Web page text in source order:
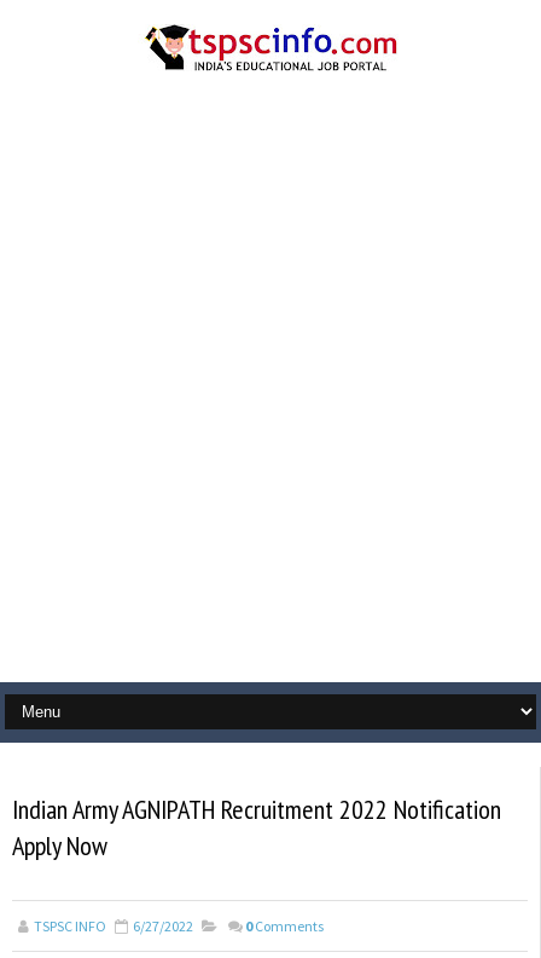
Indian Army AGNIPATH Recruitment 2022 Notification
Apply Now
TSPSC INFO 6/27/2022 0 Comments